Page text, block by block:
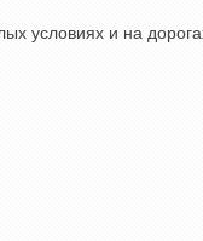
условиях и на